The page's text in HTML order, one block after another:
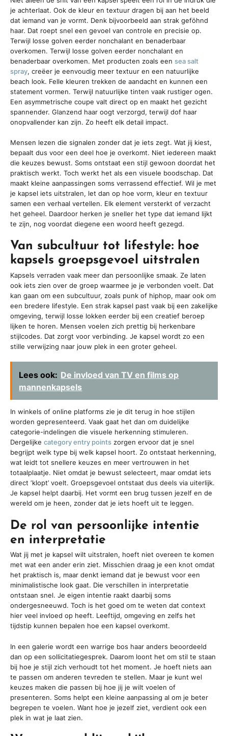
je achterlaat. Ook de kleur en textuur dragen bij aan het beeld
dat iemand van je vormt. Denk bijvoorbeeld aan strak geföhnd
haar. Dat roept snel een gevoel van controle en precisie op.
Terwijl losse golven eerder nonchalant en benaderbaar
overkomen. Terwijl losse golven eerder nonchalant en
benaderbaar overkomen. Met producten zoals een sea salt
spray, creëer je eenvoudig meer textuur en een natuurlijke
beach look. Felle kleuren trekken de aandacht en kunnen een
statement vormen. Terwijl natuurlijke tinten vaak rustiger ogen.
Een asymmetrische coupe valt direct op en maakt het gezicht
spannender. Glanzend haar oogt verzorgd, terwijl dof haar
onopvallender kan zijn. Zo heeft elk detail impact.
Mensen lezen die signalen zonder dat je iets zegt. Wat jij kiest,
bepaalt dus voor een deel hoe je overkomt. Niet iedereen maakt
die keuzes bewust. Soms ontstaat een stijl gewoon doordat het
praktisch werkt. Toch werkt het als een visuele boodschap. Dat
maakt kleine aanpassingen soms verrassend effectief. Wil je met
je kapsel iets uitstralen, let dan op hoe vorm, kleur en textuur
samen een verhaal vertellen. Elk element versterkt of verzacht
het geheel. Daardoor herken je sneller het type dat iemand lijkt
te zijn, nog voordat diegene een woord heeft gezegd.
Van subcultuur tot lifestyle: hoe
kapsels groepsgevoel uitstralen
Kapsels verraden vaak meer dan persoonlijke smaak. Ze laten
ook iets zien over de groep waarmee je je verbonden voelt. Dat
kan gaan om een subcultuur, zoals punk of hiphop, maar ook om
een bredere lifestyle. Een strak kapsel past vaak bij een zakelijke
omgeving, terwijl losse lokken eerder bij een creatief beroep
lijken te horen. Mensen voelen zich prettig bij herkenbare
stijlcodes. Dat zorgt voor verbinding. Je kapsel wordt zo een
stille verwijzing naar jouw plek in een groter geheel.
Lees ook: De invloed van TV en films op
mannenkapsels
In winkels of online platforms zie je dit terug in hoe stijlen
worden gepresenteerd. Vaak gaat het dan om duidelijke
categorie-indelingen die visuele herkenning stimuleren.
Dergelijke category entry points zorgen ervoor dat je snel
begrijpt welk type bij welk kapsel hoort. Zo ontstaat herkenning,
wat leidt tot snellere keuzes en meer vertrouwen in het
totaalplaatje. Niet omdat je bewust selecteert, maar omdat iets
direct ‘klopt’ voelt. Groepsgevoel ontstaat dus deels via uiterlijk.
Je kapsel helpt daarbij. Het vormt een brug tussen jezelf en de
wereld om je heen, zonder dat je iets hoeft uit te leggen.
De rol van persoonlijke intentie
en interpretatie
Wat jij met je kapsel wilt uitstralen, hoeft niet overeen te komen
met wat een ander erin ziet. Misschien draag je een knot omdat
het praktisch is, maar denkt iemand dat je bewust voor een
minimalistische look gaat. Die verschillen in interpretatie
ontstaan snel. Je eigen intentie raakt daarbij soms
ondergesneeuwd. Toch is het goed om te weten dat context
hier veel invloed op heeft. Leeftijd, omgeving en zelfs het
tijdstip kunnen bepalen hoe een kapsel overkomt.
In een galerie wordt een warrige bos haar anders beoordeeld
dan op een sollicitatiegesprek. Daarom loont het om stil te staan
bij hoe je stijl zich verhoudt tot het moment. Je hoeft niets aan
te passen om anderen tevreden te stellen. Maar je kunt wel
keuzes maken die passen bij hoe jij je wilt voelen of
presenteren. Soms helpt een kleine aanpassing al om je beter
begrepen te voelen. Want hoe je jezelf ziet, verdient ook een
plek in wat je laat zien.